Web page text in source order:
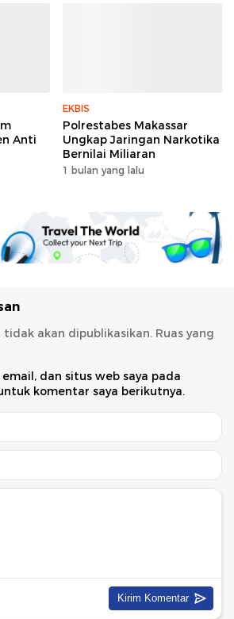
Anti
EKBIS
Polrestabes Makassar
Ungkap Jaringan Narkotika
Bernilai Miliaran
1 bulan yang lalu
akan dipublikasikan. Ruas yang
dan situs web saya pada
komentar saya berikutnya.